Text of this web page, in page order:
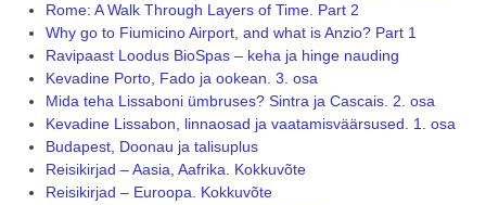
Rome: A Walk Through Layers of Time. Part 2
Why go to Fiumicino Airport, and what is Anzio? Part 1
Ravipaast Loodus BioSpas – keha ja hinge nauding
Kevadine Porto, Fado ja ookean. 3. osa
Mida teha Lissaboni ümbruses? Sintra ja Cascais. 2. osa
Kevadine Lissabon, linnaosad ja vaatamisväärsused. 1. osa
Budapest, Doonau ja talisuplus
Reisikirjad – Aasia, Aafrika. Kokkuvõte
Reisikirjad – Euroopa. Kokkuvõte